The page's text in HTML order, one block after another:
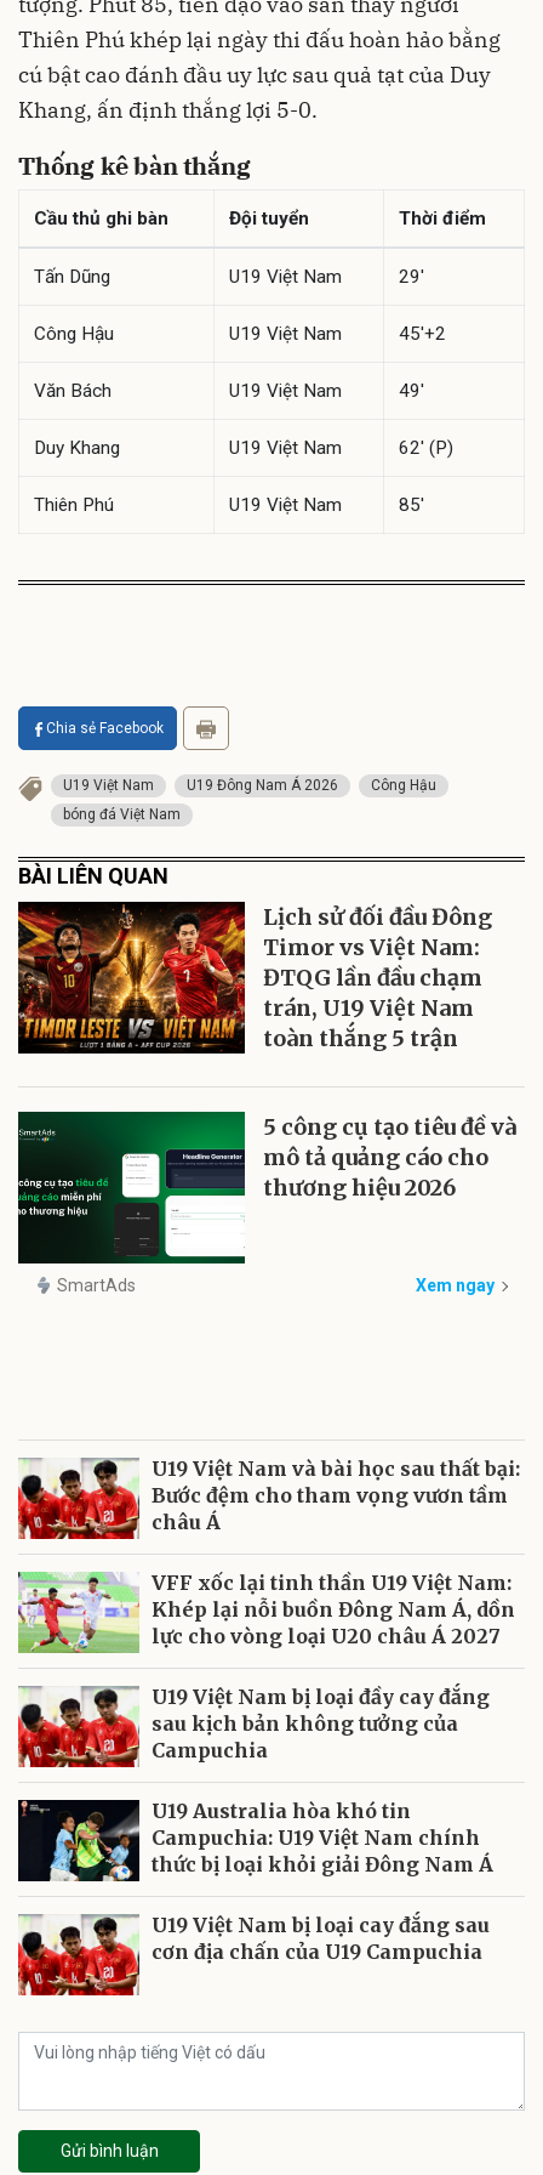
Thiên Phú khép lại ngày thi đấu hoàn hảo bằng
cú bật cao đánh đầu uy lực sau quả tạt của Duy
Khang, ấn định thắng lợi 5-0.
Thống kê bàn thắng
Cầu thủ ghi bàn Đội tuyển Thời điểm
Tấn Dũng U19 Việt Nam 29'
Công Hậu U19 Việt Nam 45'+2
Văn Bách U19 Việt Nam 49'
Duy Khang U19 Việt Nam 62' (P)
Thiên Phú U19 Việt Nam 85'
Chia sẻ Facebook
U19 Việt Nam U19 Đông Nam Á 2026
Công Hậu
bóng đá Việt Nam
BÀI LIÊN QUAN
Lịch sử đối đầu Đông
Timor vs Việt Nam:
ĐTQG lần đầu chạm
trán, U19 Việt Nam
toàn thắng 5 trận
5 công cụ tạo tiêu đề và
mô tả quảng cáo cho
thương hiệu 2026
SmartAds Xem ngay
U19 Việt Nam và bài học sau thất bại:
Bước đệm cho tham vọng vươn tầm
châu Á
VFF xốc lại tinh thần U19 Việt Nam:
Khép lại nỗi buồn Đông Nam Á, dồn
lực cho vòng loại U20 châu Á 2027
U19 Việt Nam bị loại đầy cay đắng
sau kịch bản không tưởng của
Campuchia
U19 Australia hòa khó tin
Campuchia: U19 Việt Nam chính
thức bị loại khỏi giải Đông Nam Á
U19 Việt Nam bị loại cay đắng sau
cơn địa chấn của U19 Campuchia
Gửi bình luận